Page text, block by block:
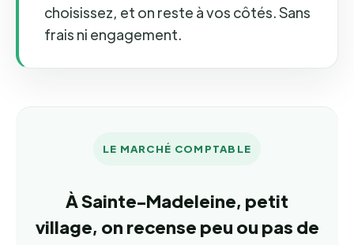
choisissez, et on reste à vos côtés. Sans
frais ni engagement.
LE MARCHÉ COMPTABLE
À Sainte-Madeleine, petit
village, on recense peu ou pas de